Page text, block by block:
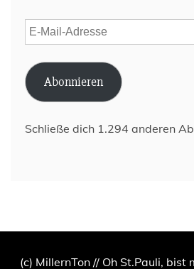
E-
Mail-
Adresse
Abonnieren
Schließe dich 1.294 anderen
(c) MillernTon // Oh St.Pauli, bist